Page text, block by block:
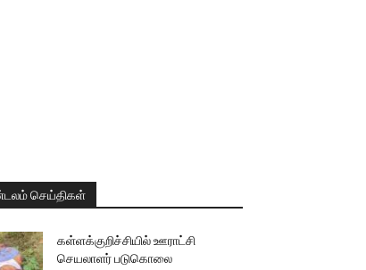
செய்திகள்
கள்ளக்குறிச்சியில் ஊராட்சி
செயலாளர் படுகொலை